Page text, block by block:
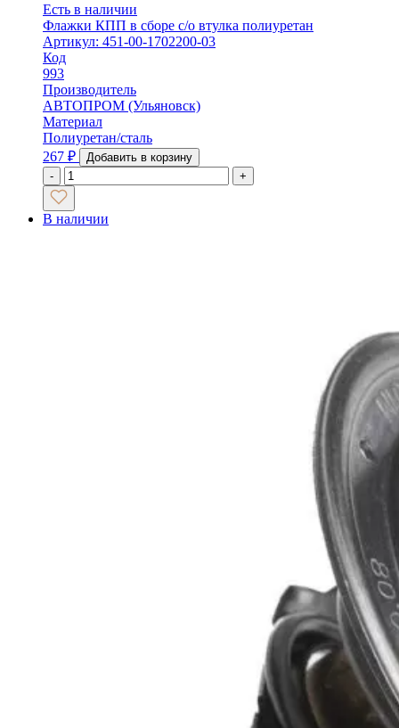
Есть в наличии
Флажки КПП в сборе с/о втулка полиуретан
Артикул: 451-00-1702200-03
Код
993
Производитель
АВТОПРОМ (Ульяновск)
Материал
Полиуретан/сталь
267 ₽
Добавить в корзину
-
+
В наличии